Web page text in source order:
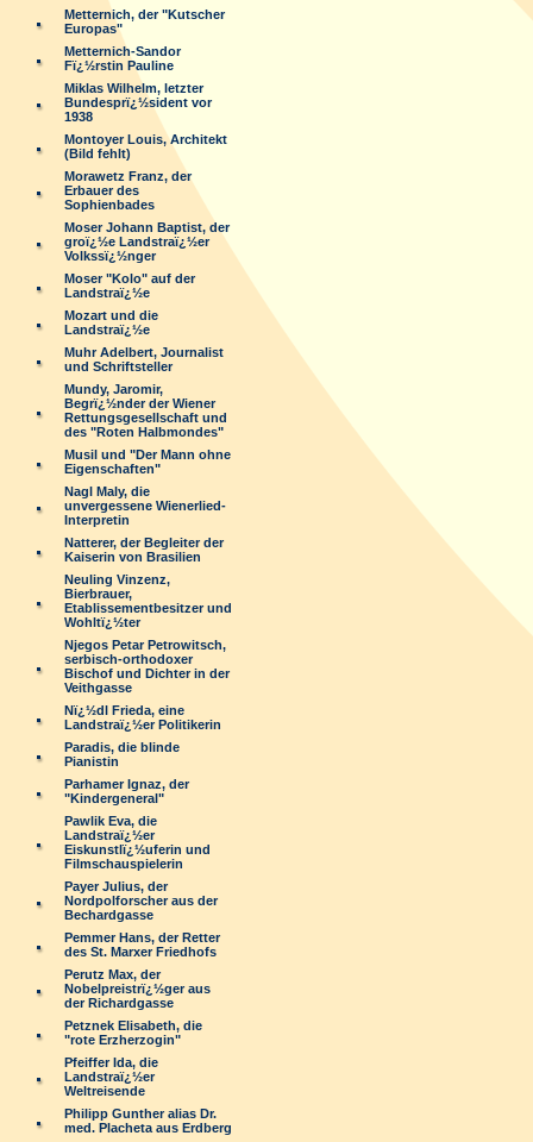
Metternich, der "Kutscher
Europas"
Metternich-Sandor
Fï¿½rstin Pauline
Miklas Wilhelm, letzter
Bundesprï¿½sident vor
1938
Montoyer Louis, Architekt
(Bild fehlt)
Morawetz Franz, der
Erbauer des
Sophienbades
Moser Johann Baptist, der
groï¿½e Landstraï¿½er
Volkssï¿½nger
Moser "Kolo" auf der
Landstraï¿½e
Mozart und die
Landstraï¿½e
Muhr Adelbert, Journalist
und Schriftsteller
Mundy, Jaromir,
Begrï¿½nder der Wiener
Rettungsgesellschaft und
des "Roten Halbmondes"
Musil und "Der Mann ohne
Eigenschaften"
Nagl Maly, die
unvergessene Wienerlied-
Interpretin
Natterer, der Begleiter der
Kaiserin von Brasilien
Neuling Vinzenz,
Bierbrauer,
Etablissementbesitzer und
Wohltï¿½ter
Njegos Petar Petrowitsch,
serbisch-orthodoxer
Bischof und Dichter in der
Veithgasse
Nï¿½dl Frieda, eine
Landstraï¿½er Politikerin
Paradis, die blinde
Pianistin
Parhamer Ignaz, der
"Kindergeneral"
Pawlik Eva, die
Landstraï¿½er
Eiskunstlï¿½uferin und
Filmschauspielerin
Payer Julius, der
Nordpolforscher aus der
Bechardgasse
Pemmer Hans, der Retter
des St. Marxer Friedhofs
Perutz Max, der
Nobelpreistrï¿½ger aus
der Richardgasse
Petznek Elisabeth, die
"rote Erzherzogin"
Pfeiffer Ida, die
Landstraï¿½er
Weltreisende
Philipp Gunther alias Dr.
med. Placheta aus Erdberg